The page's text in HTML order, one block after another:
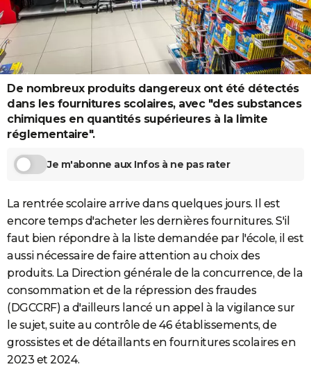
Destinations
City break
Voyage nature
Voyage de noces
Forum
Climat
+
PHOTO
GUIDES D'ACHAT
BONS PLANS
CARTE DE VOEUX
Carte de Noël
Carte Bonne année
Carte Saint-Valentin
Carte Pâques
Carte d'anniversaire
DICTIONNAIRE
Dictionnaire
Biographies
Citations
Expressions
Proverbes
PROGRAMME TV
S'inscrire
Se connecter
Lycées
Collèges
Primaires
Universités
Entreprises
Service militaire
Avis de recherche
FORUM
Bricolage
Lifestyle
Culture
Auto
Television
Voyage
Cinema
De nombreux produits dangereux ont été détectés
dans les fournitures scolaires, avec "des substances
chimiques en quantités supérieures à la limite
réglementaire".
Je m'abonne aux Infos à ne pas rater
La rentrée scolaire arrive dans quelques jours. Il est
encore temps d'acheter les dernières fournitures. S'il
faut bien répondre à la liste demandée par l'école, il est
aussi nécessaire de faire attention au choix des
produits. La Direction générale de la concurrence, de la
consommation et de la répression des fraudes
(DGCCRF) a d'ailleurs lancé un appel à la vigilance sur
le sujet, suite au contrôle de 46 établissements, de
grossistes et de détaillants en fournitures scolaires en
2023 et 2024.